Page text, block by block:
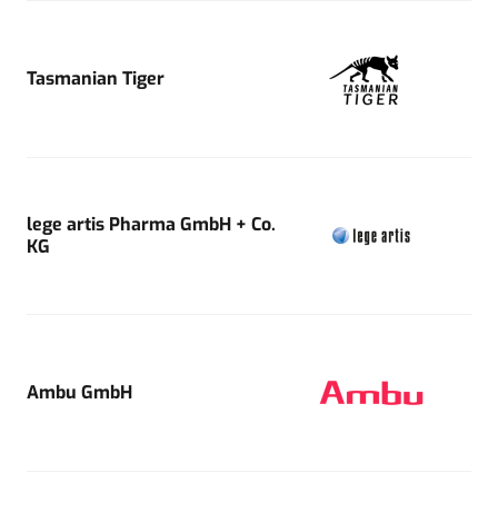
Tasmanian Tiger
lege artis Pharma GmbH + Co.
KG
Ambu GmbH